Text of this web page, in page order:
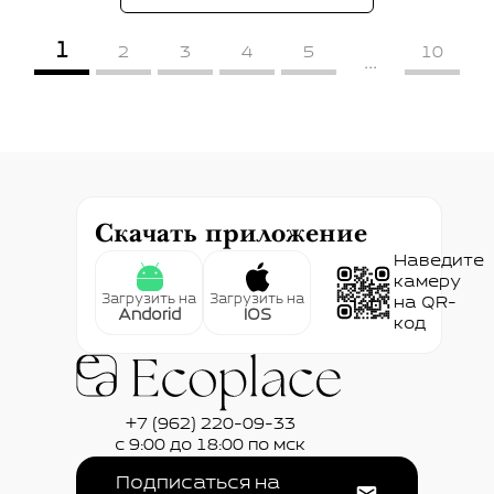
1 2 3 4 5 ... 10
Скачать приложение
Загрузить на
Andorid
Загрузить на
IOS
Наведите
камеру
на QR-
код
+7 (962) 220-09-33
с 9:00 до 18:00 по мск
Подписаться на